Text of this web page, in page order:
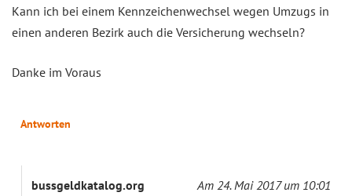
Kann ich bei einem Kennzeichenwechsel wegen Umzugs in
einen anderen Bezirk auch die Versicherung wechseln?
Danke im Voraus
Antworten
bussgeldkatalog.org Am 24. Mai 2017 um 10:01